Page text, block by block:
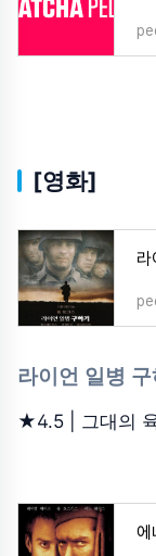
[영화]
라이언 일병 구
★4.5 | 그대의
에